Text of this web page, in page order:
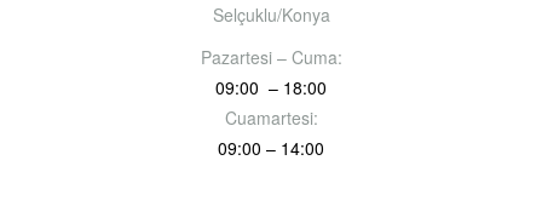
Selçuklu/Konya
Pazartesi – Cuma:
09:00 – 18:00
Cuamartesi:
09:00 – 14:00